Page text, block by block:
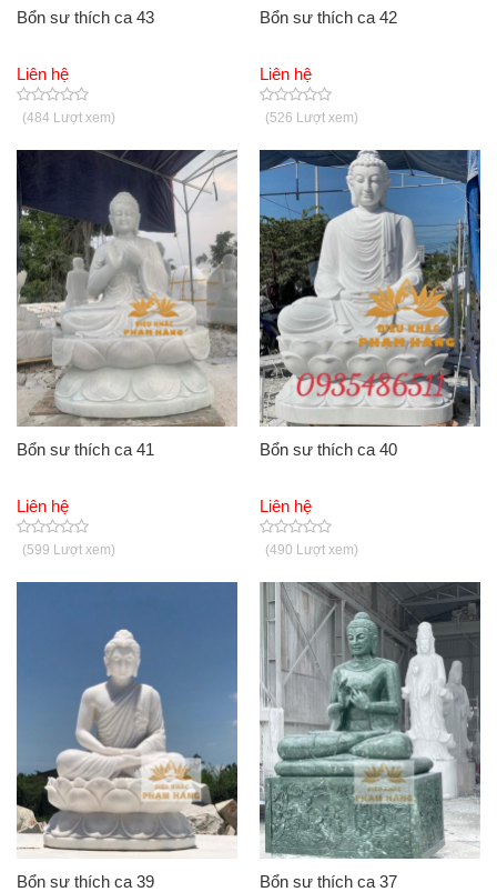
Bổn sư thích ca 43
Liên hệ
(484 Lượt xem)
Bổn sư thích ca 42
Liên hệ
(526 Lượt xem)
Bổn sư thích ca 41
Liên hệ
(599 Lượt xem)
Bổn sư thích ca 40
Liên hệ
(490 Lượt xem)
Bổn sư thích ca 39 Bổn sư thích ca 37